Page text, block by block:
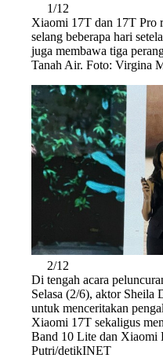
1/12
Xiaomi 17T dan 17T Pro
selang beberapa hari
juga membawa tiga
Tanah Air. Foto: Virgina
2/12
Di tengah acara
Selasa (2/6), aktor Sheila
untuk menceritakan
Xiaomi 17T sekaligus
Band 10 Lite dan Xiaomi
Putri/detikINET